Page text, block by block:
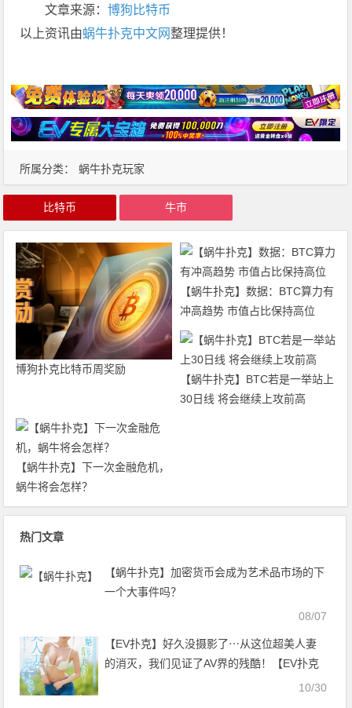
所属分类： 蜗牛扑克玩家
文章来源：博狗比特币
以上资讯由蜗牛扑克中文网整理提供！
比特币 牛市
博狗扑克比特币周奖励
【蜗牛扑克】数据：BTC算力有
冲高趋势 市值占比保持高位
【蜗牛扑克】BTC若是一举站上
30日线 将会继续上攻前高
【蜗牛扑克】下一次金融危机，
蜗牛将会怎样？
热门文章
【蜗牛扑克】加密货币会成为艺术品市场的下
一个大事件吗？
08/07
【EV扑克】好久没摄影了⋯从这位超美人妻
的消灭，我们见证了AV界的残酷！【EV扑克
10/30